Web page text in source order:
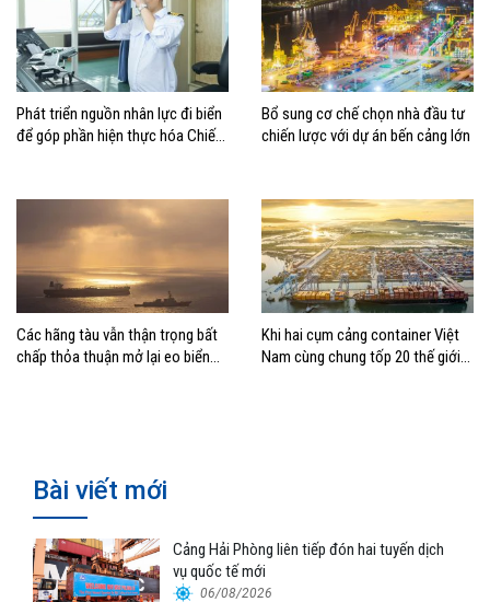
Phát triển nguồn nhân lực đi biển
để góp phần hiện thực hóa Chiến
Bổ sung cơ chế chọn nhà đầu tư
chiến lược với dự án bến cảng lớn
Các hãng tàu vẫn thận trọng bất
chấp thỏa thuận mở lại eo biển
Khi hai cụm cảng container Việt
Nam cùng chung tốp 20 thế giới
Bài viết mới
Cảng Hải Phòng liên tiếp đón hai tuyến dịch
vụ quốc tế mới
06/08/2026